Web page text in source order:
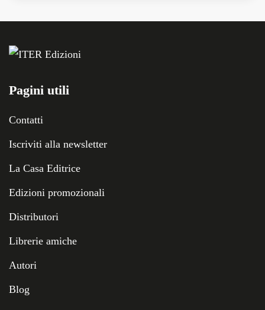
Pagini utili
Contatti
Iscriviti alla newsletter
La Casa Editrice
Edizioni promozionali
Distributori
Librerie amiche
Autori
Blog